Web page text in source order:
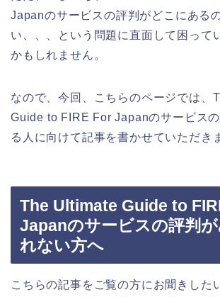
Japanのサービスの評判がどこにある
い、、、という問題に直面して困って
かもしれません。
なので、今回、こちらのページでは、
Guide to FIRE For Japanのサービス
る人に向けて記事を書かせていただき
The Ultimate Guide to
Japanのサービスの評判
れない方へ
こちらの記事をご覧の方にお聞きした